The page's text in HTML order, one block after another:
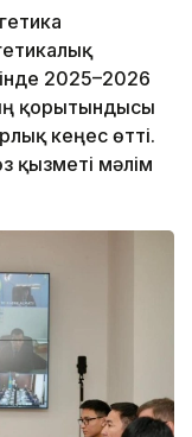
2025–2026
қорытындысы
кеңес өтті.
қызметі мәлім